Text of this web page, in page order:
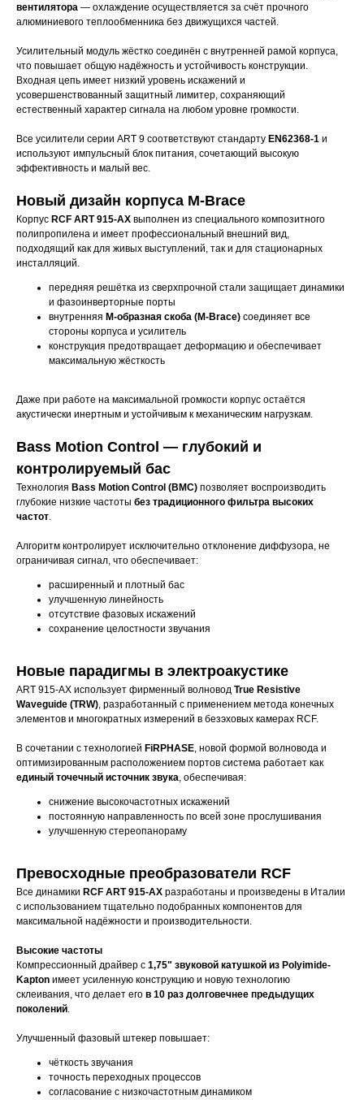
вентилятора — охлаждение осуществляется за счёт прочного
алюминиевого теплообменника без движущихся частей.
Усилительный модуль жёстко соединён с внутренней рамой корпуса,
что повышает общую надёжность и устойчивость конструкции.
Входная цепь имеет низкий уровень искажений и
усовершенствованный защитный лимитер, сохраняющий
естественный характер сигнала на любом уровне громкости.
Все усилители серии ART 9 соответствуют стандарту EN62368-1 и
используют импульсный блок питания, сочетающий высокую
эффективность и малый вес.
Новый дизайн корпуса M-Brace
Корпус RCF ART 915-AX выполнен из специального композитного
полипропилена и имеет профессиональный внешний вид,
подходящий как для живых выступлений, так и для стационарных
инсталляций.
передняя решётка из сверхпрочной стали защищает динамики
и фазоинверторные порты
внутренняя М-образная скоба (M-Brace) соединяет все
стороны корпуса и усилитель
конструкция предотвращает деформацию и обеспечивает
максимальную жёсткость
Даже при работе на максимальной громкости корпус остаётся
акустически инертным и устойчивым к механическим нагрузкам.
Bass Motion Control — глубокий и
контролируемый бас
Технология Bass Motion Control (BMC) позволяет воспроизводить
глубокие низкие частоты без традиционного фильтра высоких
частот.
Алгоритм контролирует исключительно отклонение диффузора, не
ограничивая сигнал, что обеспечивает:
расширенный и плотный бас
улучшенную линейность
отсутствие фазовых искажений
сохранение целостности звучания
Новые парадигмы в электроакустике
ART 915-AX использует фирменный волновод True Resistive
Waveguide (TRW), разработанный с применением метода конечных
элементов и многократных измерений в безэховых камерах RCF.
В сочетании с технологией FiRPHASE, новой формой волновода и
оптимизированным расположением портов система работает как
единый точечный источник звука, обеспечивая:
снижение высокочастотных искажений
постоянную направленность по всей зоне прослушивания
улучшенную стереопанораму
Превосходные преобразователи RCF
Все динамики RCF ART 915-AX разработаны и произведены в Италии
с использованием тщательно подобранных компонентов для
максимальной надёжности и производительности.
Высокие частоты
Компрессионный драйвер с 1,75" звуковой катушкой из Polyimide-
Kapton имеет усиленную конструкцию и новую технологию
склеивания, что делает его в 10 раз долговечнее предыдущих
поколений.
Улучшенный фазовый штекер повышает:
чёткость звучания
точность переходных процессов
согласование с низкочастотным динамиком